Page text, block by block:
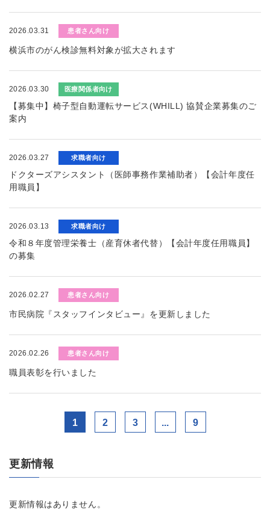
2026.03.31 患者さん向け
横浜市のがん検診無料対象が拡大されます
2026.03.30 医療関係者向け
【募集中】椅子型自動運転サービス(WHILL) 協賛企業募集のご
案内
2026.03.27 求職者向け
ドクターズアシスタント（医師事務作業補助者）【会計年度任
用職員】
2026.03.13 求職者向け
令和８年度管理栄養士（産育休者代替）【会計年度任用職員】
の募集
2026.02.27 患者さん向け
市民病院『スタッフインタビュー』を更新しました
2026.02.26 患者さん向け
職員表彰を行いました
1 2 3 ... 9
更新情報
更新情報はありません。